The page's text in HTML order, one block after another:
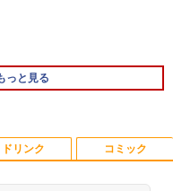
ミングpc 2.5Gbps LA
っと見る
と 17巻 【電子書籍】[ 日
ドリンク コミック